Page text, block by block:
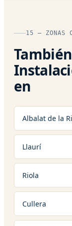
15 — ZONAS
en
Albalat de la
Llaurí
Riola
Cullera